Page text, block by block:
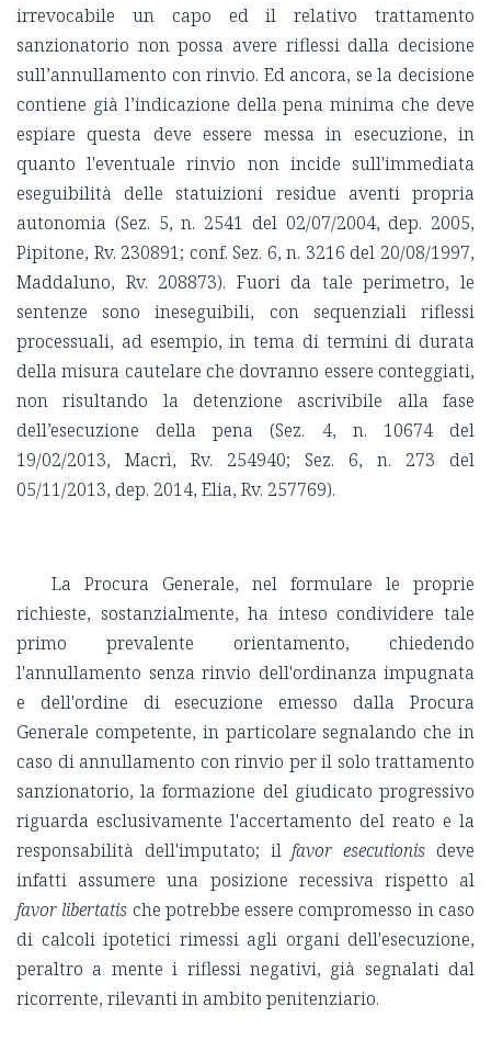
irrevocabile un capo ed il relativo trattamento
sanzionatorio non possa avere riflessi dalla decisione
sull’annullamento con rinvio. Ed ancora, se la decisione
contiene già l’indicazione della pena minima che deve
espiare questa deve essere messa in esecuzione, in
quanto l'eventuale rinvio non incide sull'immediata
eseguibilità delle statuizioni residue aventi propria
autonomia (Sez. 5, n. 2541 del 02/07/2004, dep. 2005,
Pipitone, Rv. 230891; conf. Sez. 6, n. 3216 del 20/08/1997,
Maddaluno, Rv. 208873). Fuori da tale perimetro, le
sentenze sono ineseguibili, con sequenziali riflessi
processuali, ad esempio, in tema di termini di durata
della misura cautelare che dovranno essere conteggiati,
non risultando la detenzione ascrivibile alla fase
dell’esecuzione della pena (Sez. 4, n. 10674 del
19/02/2013, Macrì, Rv. 254940; Sez. 6, n. 273 del
05/11/2013, dep. 2014, Elia, Rv. 257769).
La Procura Generale, nel formulare le proprie
richieste, sostanzialmente, ha inteso condividere tale
primo prevalente orientamento, chiedendo
l'annullamento senza rinvio dell'ordinanza impugnata
e dell'ordine di esecuzione emesso dalla Procura
Generale competente, in particolare segnalando che in
caso di annullamento con rinvio per il solo trattamento
sanzionatorio, la formazione del giudicato progressivo
riguarda esclusivamente l'accertamento del reato e la
responsabilità dell'imputato; ilfavor esecutionis deve
infatti assumere una posizione recessiva rispetto al
favor libertatis che potrebbe essere compromesso in caso
di calcoli ipotetici rimessi agli organi dell'esecuzione,
peraltro a mente i riflessi negativi, già segnalati dal
ricorrente, rilevanti in ambito penitenziario.